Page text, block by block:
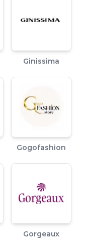
Ginissima
Gogofashion
Gorgeaux